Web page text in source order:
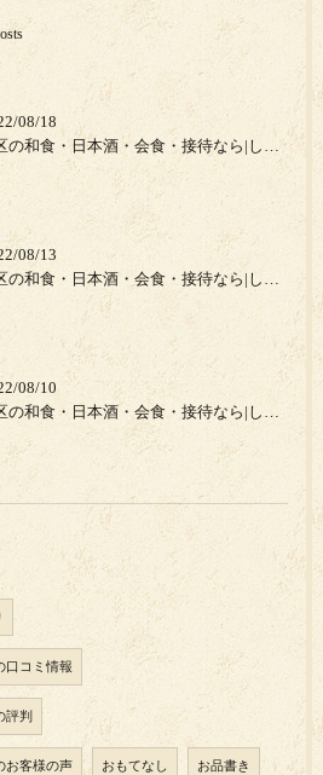
08/18
福島区の和食・日本酒・会食・接待なら|しゅん須佐見|キンキ中華蒸し
08/13
福島区の和食・日本酒・会食・接待なら|しゅん須佐見|熊本県の新物銀杏‼️
08/10
福島区の和食・日本酒・会食・接待なら|しゅん須佐見|岩手県のイシカゲ貝‼︎
口コミ情報
評判
お客様の声 おもてなし お品書き